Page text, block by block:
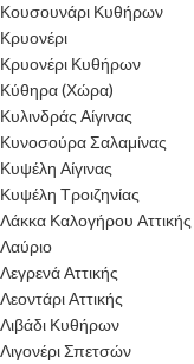
Κουσουνάρι Κυθήρων
Κρυονέρι
Κρυονέρι Κυθήρων
Κύθηρα (Χώρα)
Κυλινδράς Αίγινας
Κυνοσούρα Σαλαμίνας
Κυψέλη Αίγινας
Κυψέλη Τροιζηνίας
Λάκκα Καλογήρου Αττικής
Λαύριο
Λεγρενά Αττικής
Λεοντάρι Αττικής
Λιβάδι Κυθήρων
Λιγονέρι Σπετσών